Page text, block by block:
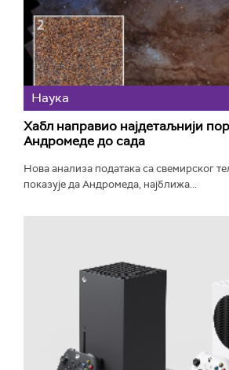
Наука
Хабл направио најдетаљнији
Андромеде до сада
Нова анализа података са свемирског
показује да Андромеда, најближа...